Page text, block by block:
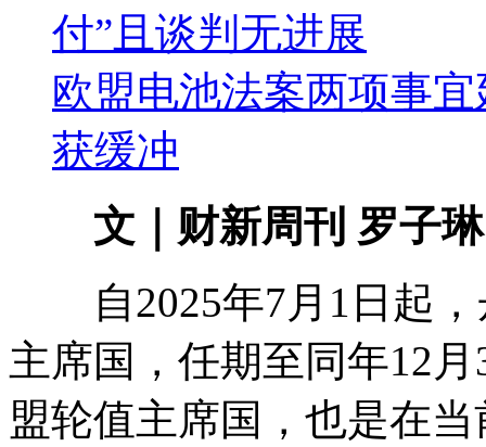
付”且谈判无进展
欧盟电池法案两项事
获缓冲
文｜财新周刊 罗子琳
自2025年7月1日起，
主席国，任期至同年12
盟轮值主席国，也是在